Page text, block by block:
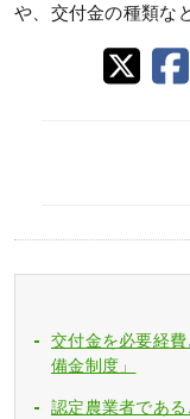
や、交付金の種類な
交付金を必要経
備金制度」
認定農業者であ